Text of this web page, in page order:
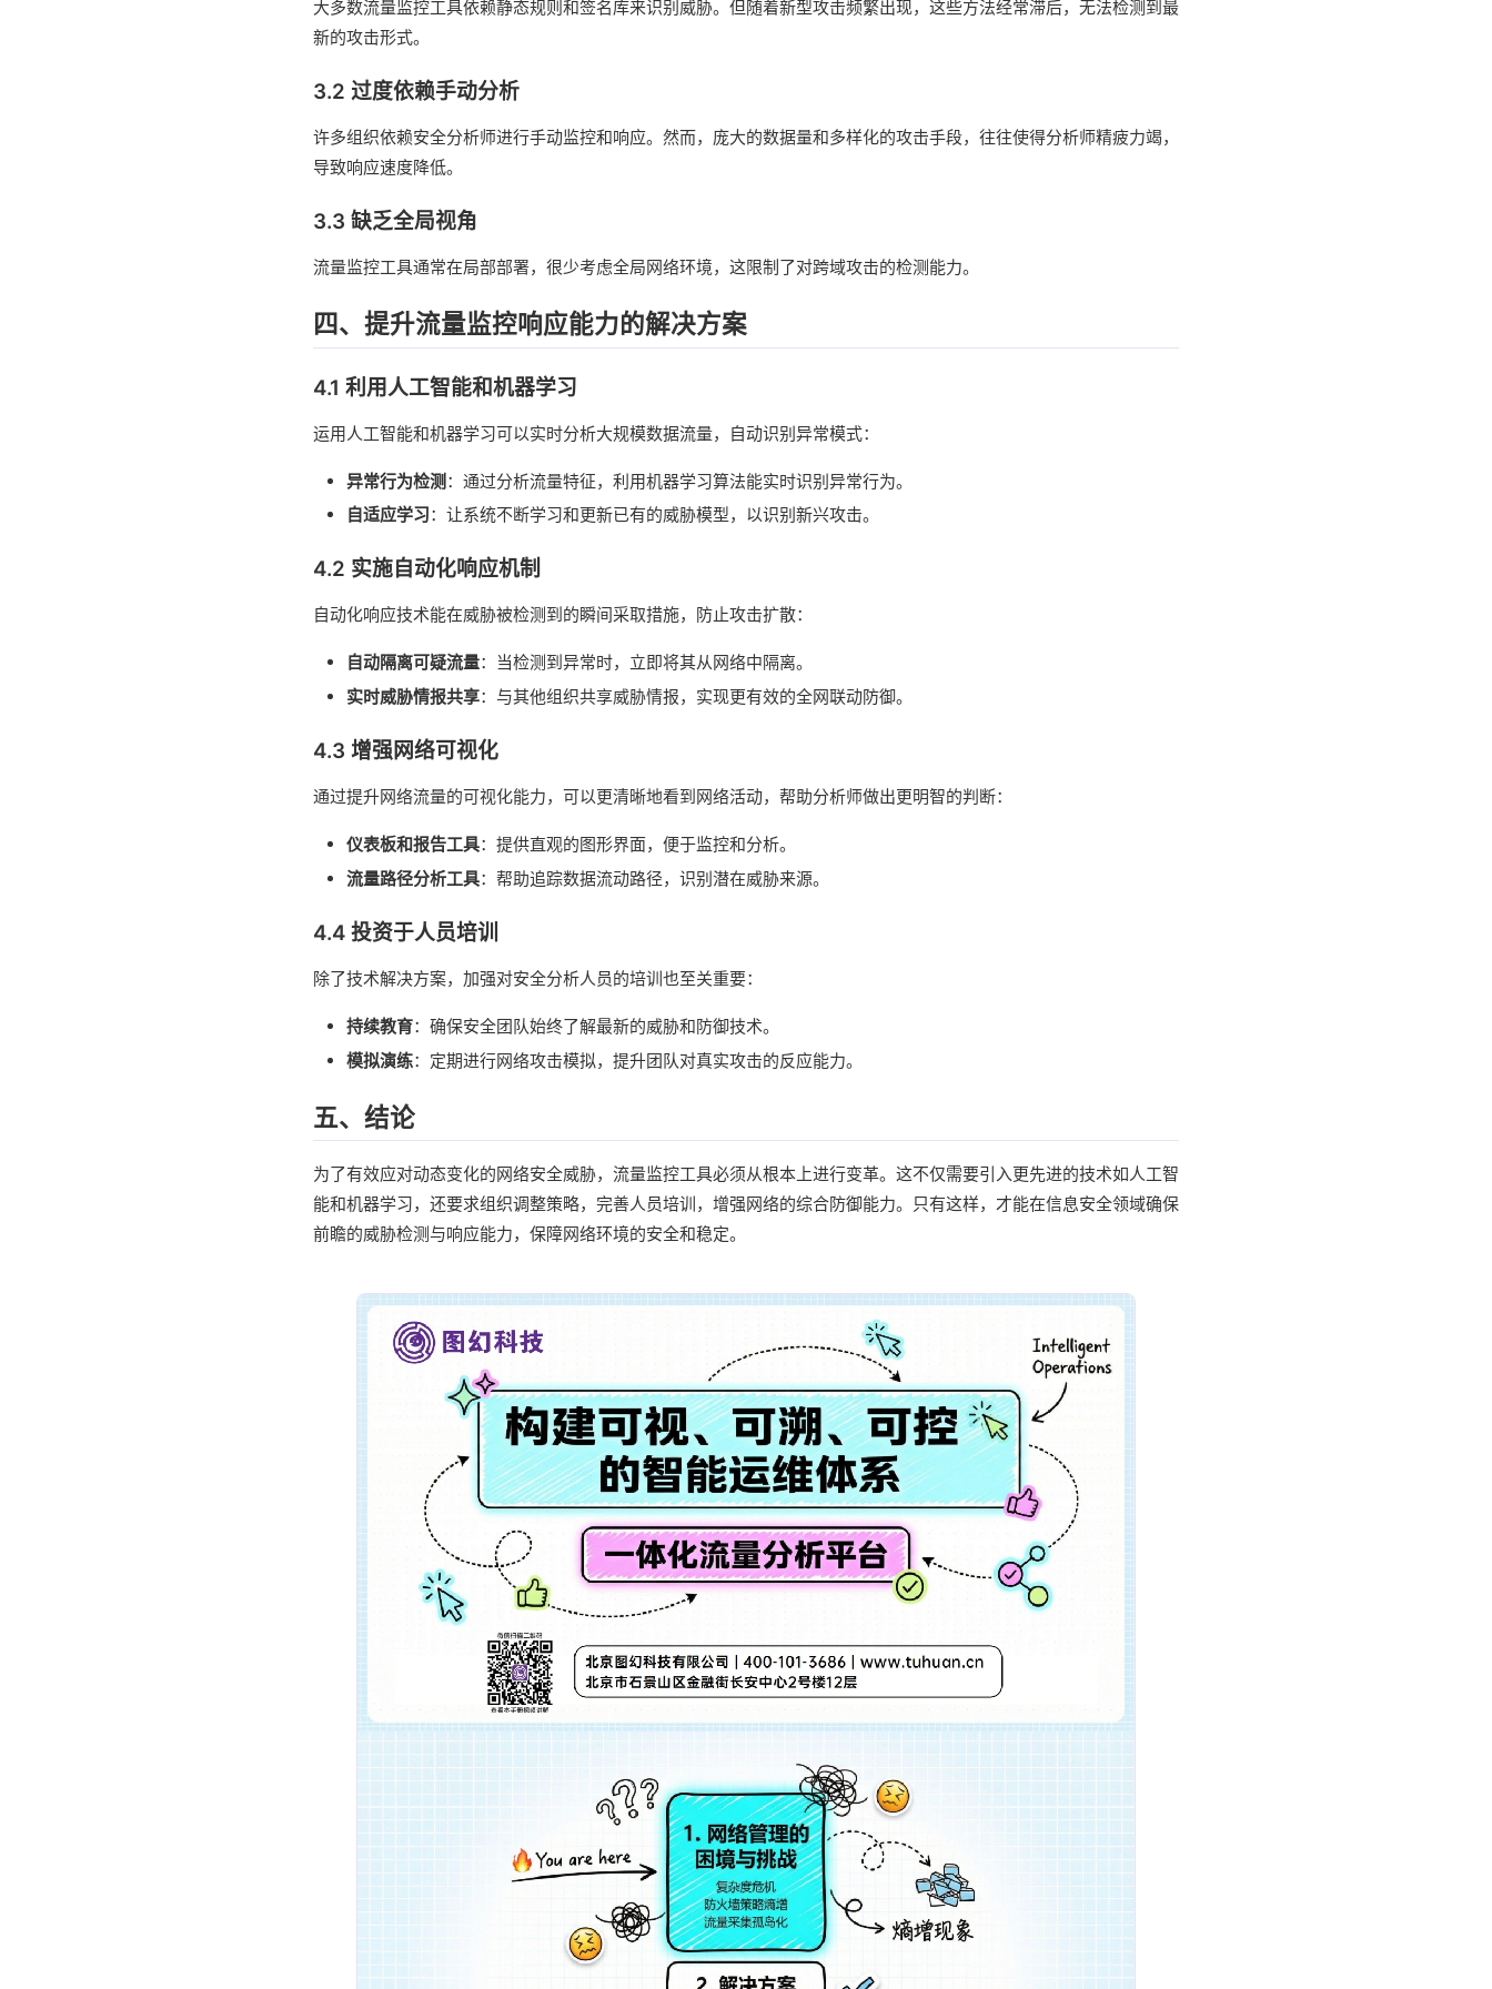
大多数流量监控工具依赖静态规则和签名库来识别威胁。但随着新型攻击频繁出现，这些方法经常滞后，无法检测到最
新的攻击形式。
3.2 过度依赖手动分析
许多组织依赖安全分析师进行手动监控和响应。然而，庞大的数据量和多样化的攻击手段，往往使得分析师精疲力竭，
导致响应速度降低。
3.3 缺乏全局视角
流量监控工具通常在局部部署，很少考虑全局网络环境，这限制了对跨域攻击的检测能力。
四、提升流量监控响应能力的解决方案
4.1 利用人工智能和机器学习
运用人工智能和机器学习可以实时分析大规模数据流量，自动识别异常模式：
异常行为检测 ：通过分析流量特征，利用机器学习算法能实时识别异常行为。
自适应学习：让系统不断学习和更新已有的威胁模型，以识别新兴攻击。
4.2 实施自动化响应机制
自动化响应技术能在威胁被检测到的瞬间采取措施，防止攻击扩散：
自动隔离可疑流量：当检测到异常时，立即将其从网络中隔离。
实时威胁情报共享：与其他组织共享威胁情报，实现更有效的全网联动防御。
4.3 增强网络可视化
通过提升网络流量的可视化能力，可以更清晰地看到网络活动，帮助分析师做出更明智的判断：
仪表板和报告工具：提供直观的图形界面，便于监控和分析。
流量路径分析工具：帮助追踪数据流动路径，识别潜在威胁来源。
4.4 投资于人员培训
除了技术解决方案，加强对安全分析人员的培训也至关重要：
持续教育：确保安全团队始终了解最新的威胁和防御技术。
模拟演练：定期进行网络攻击模拟，提升团队对真实攻击的反应能力。
五、结论
为了有效应对动态变化的网络安全威胁，流量监控工具必须从根本上进行变革。这不仅需要引入更先进的技术如人工智
能和机器学习，还要求组织调整策略，完善人员培训，增强网络的综合防御能力。只有这样，才能在信息安全领域确保
前瞻的威胁检测与响应能力，保障网络环境的安全和稳定。